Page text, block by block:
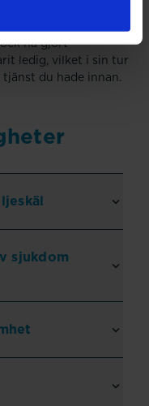
arbetsuppgifter
från din
ha gjort
ledig, vilket i sin tur
du hade innan.
sjukdom